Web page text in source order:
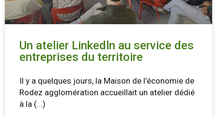
Un atelier Linkedln au service des
entreprises du territoire
Il y a quelques jours, la Maison de l’économie de
Rodez agglomération accueillait un atelier dédié
à la (...)